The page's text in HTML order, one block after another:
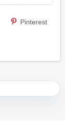
Pinterest